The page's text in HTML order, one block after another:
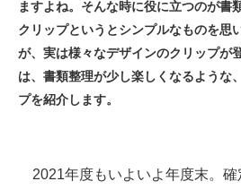
空調・季節家電 美容・
腕時計 車・バ
釣り具・釣り用品 食品
メディア
ますよね。そんな時に役に立つのが書
クリップというとシンプルなものを思
が、実は様々なデザインのクリップが
は、書類整理が少し楽しくなるような
プを紹介します。
2021年度もいよいよ年度末。確